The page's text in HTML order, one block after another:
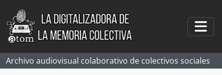
Skip to main content
Archivo audiovisual colaborativo de colectivos sociales